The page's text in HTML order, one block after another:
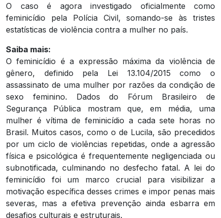
O caso é agora investigado oficialmente como
feminicídio pela Polícia Civil, somando-se às tristes
estatísticas de violência contra a mulher no país.
Saiba mais:
O feminicídio é a expressão máxima da violência de
gênero, definido pela Lei 13.104/2015 como o
assassinato de uma mulher por razões da condição de
sexo feminino. Dados do Fórum Brasileiro de
Segurança Pública mostram que, em média, uma
mulher é vítima de feminicídio a cada sete horas no
Brasil. Muitos casos, como o de Lucila, são precedidos
por um ciclo de violências repetidas, onde a agressão
física e psicológica é frequentemente negligenciada ou
subnotificada, culminando no desfecho fatal. A lei do
feminicídio foi um marco crucial para visibilizar a
motivação específica desses crimes e impor penas mais
severas, mas a efetiva prevenção ainda esbarra em
desafios culturais e estruturais.